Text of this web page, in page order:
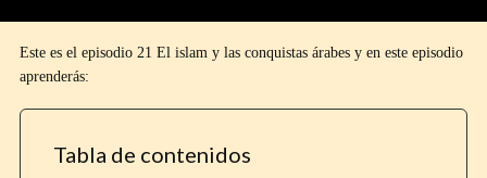
Este es el episodio 21 El islam y las conquistas árabes y en este episodio
aprenderás:
Tabla de contenidos